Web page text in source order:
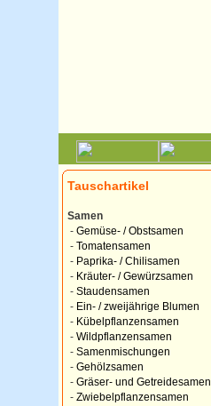
Tauschartikel
Samen
- Gemüse- / Obstsamen
- Tomatensamen
- Paprika- / Chilisamen
- Kräuter- / Gewürzsamen
- Staudensamen
- Ein- / zweijährige Blumen
- Kübelpflanzensamen
- Wildpflanzensamen
- Samenmischungen
- Gehölzsamen
- Gräser- und Getreidesamen
- Zwiebelpflanzensamen